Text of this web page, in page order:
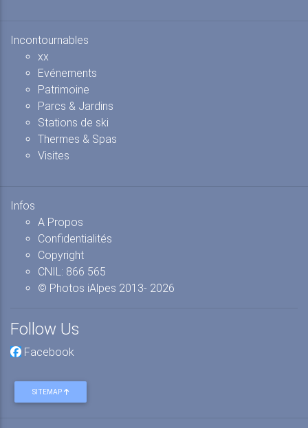
Incontournables
xx
Evénements
Patrimoine
Parcs & Jardins
Stations de ski
Thermes & Spas
Visites
Infos
A Propos
Confidentialités
Copyright
CNIL: 866 565
© Photos iAlpes 2013- 2026
Follow Us
Facebook
SITEMAP